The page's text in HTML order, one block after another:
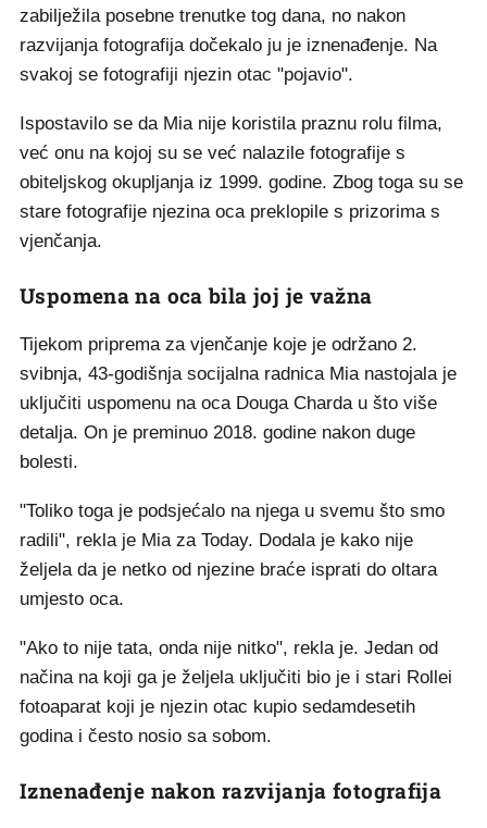
zabilježila posebne trenutke tog dana, no nakon
razvijanja fotografija dočekalo ju je iznenađenje. Na
svakoj se fotografiji njezin otac "pojavio".
Ispostavilo se da Mia nije koristila praznu rolu filma,
već onu na kojoj su se već nalazile fotografije s
obiteljskog okupljanja iz 1999. godine. Zbog toga su se
stare fotografije njezina oca preklopile s prizorima s
vjenčanja.
Uspomena na oca bila joj je važna
Tijekom priprema za vjenčanje koje je održano 2.
svibnja, 43-godišnja socijalna radnica Mia nastojala je
uključiti uspomenu na oca Douga Charda u što više
detalja. On je preminuo 2018. godine nakon duge
bolesti.
"Toliko toga je podsjećalo na njega u svemu što smo
radili", rekla je Mia za Today. Dodala je kako nije
željela da je netko od njezine braće isprati do oltara
umjesto oca.
"Ako to nije tata, onda nije nitko", rekla je. Jedan od
načina na koji ga je željela uključiti bio je i stari Rollei
fotoaparat koji je njezin otac kupio sedamdesetih
godina i često nosio sa sobom.
Iznenađenje nakon razvijanja fotografija